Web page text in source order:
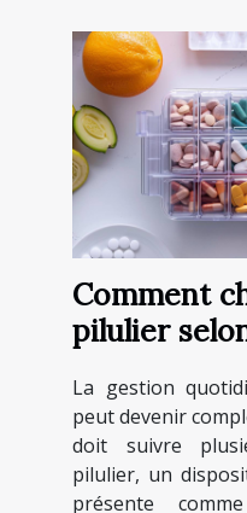
Comment
pilulier
La gestion
peut devenir
doit suivre
pilulier, un
présente